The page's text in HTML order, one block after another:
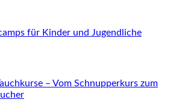
für Kinder und Jugendliche
– Vom Schnupperkurs zum